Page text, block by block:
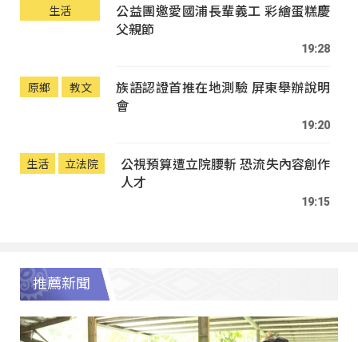
生活
公益團邀愛國浦長輩義工 彩繪蛋糕慶
父親節
19:28
原鄉 教文
族語認證首推在地測驗 屏東舉辦說明
會
19:20
生活 立法院
公視預算遭立院腰斬 恐流失內容創作
人才
19:15
推薦新聞